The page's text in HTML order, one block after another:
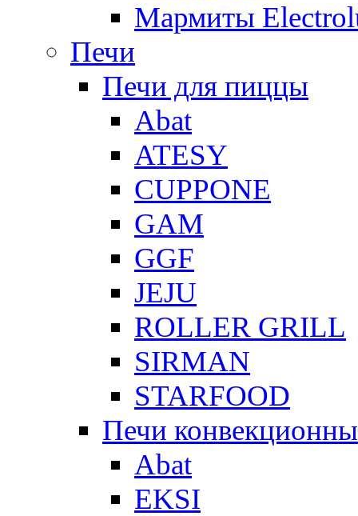
Мармиты
Печи
Печи для пиццы
Abat
ATESY
CUPPONE
GAM
GGF
JEJU
ROLLER GRILL
SIRMAN
STARFOOD
Печи
Abat
EKSI